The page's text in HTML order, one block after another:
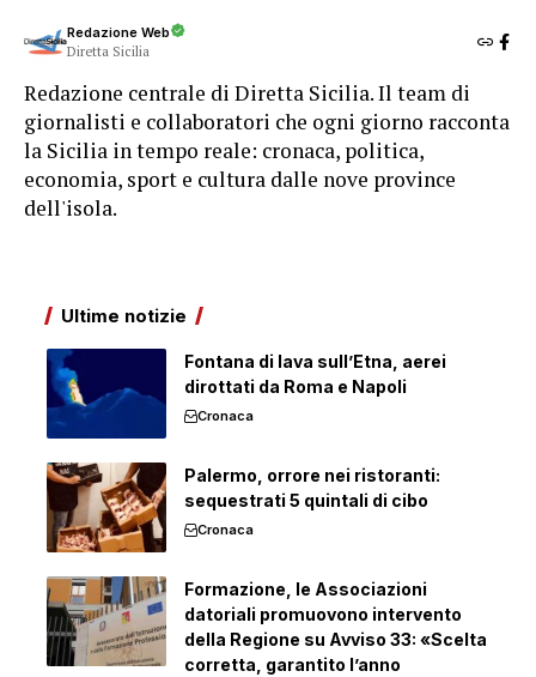
Redazione Web
Diretta Sicilia
Redazione centrale di Diretta Sicilia. Il team di
giornalisti e collaboratori che ogni giorno racconta
la Sicilia in tempo reale: cronaca, politica,
economia, sport e cultura dalle nove province
dell'isola.
Ultime notizie
Fontana di lava sull’Etna, aerei
dirottati da Roma e Napoli
Cronaca
Palermo, orrore nei ristoranti:
sequestrati 5 quintali di cibo
Cronaca
Formazione, le Associazioni
datoriali promuovono intervento
della Regione su Avviso 33: «Scelta
corretta, garantito l’anno